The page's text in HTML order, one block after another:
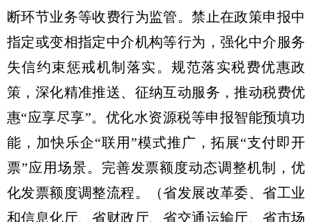
断环节业务等收费行为监管。禁止在政策申报中
指定或变相指定中介机构等行为，强化中介服务
失信约束惩戒机制落实。规范落实税费优惠政
策，深化精准推送、征纳互动服务，推动税费优
惠“应享尽享”。优化水资源税等申报智能预填功
能，加快乐企“联用”模式推广，拓展“支付即开
票”应用场景。完善发票额度动态调整机制，优
化发票额度调整流程。
（省发展改革委、省工业
和信息化厅、省财政厅、省交通运输厅、省市场